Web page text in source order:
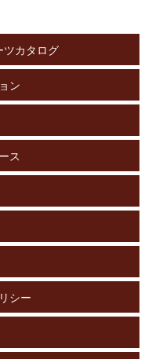
ツカタログ
ン
ス
シー